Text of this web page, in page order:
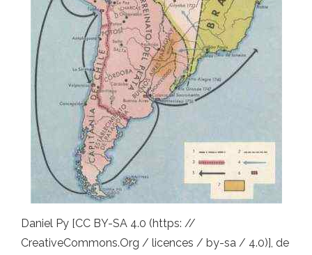
Daniel Py [CC BY-SA 4.0 (https: //
CreativeCommons.Org / licences / by-sa / 4.0)], de